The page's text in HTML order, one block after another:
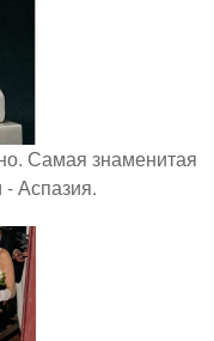
Самая знаменитая
- Аспазия.